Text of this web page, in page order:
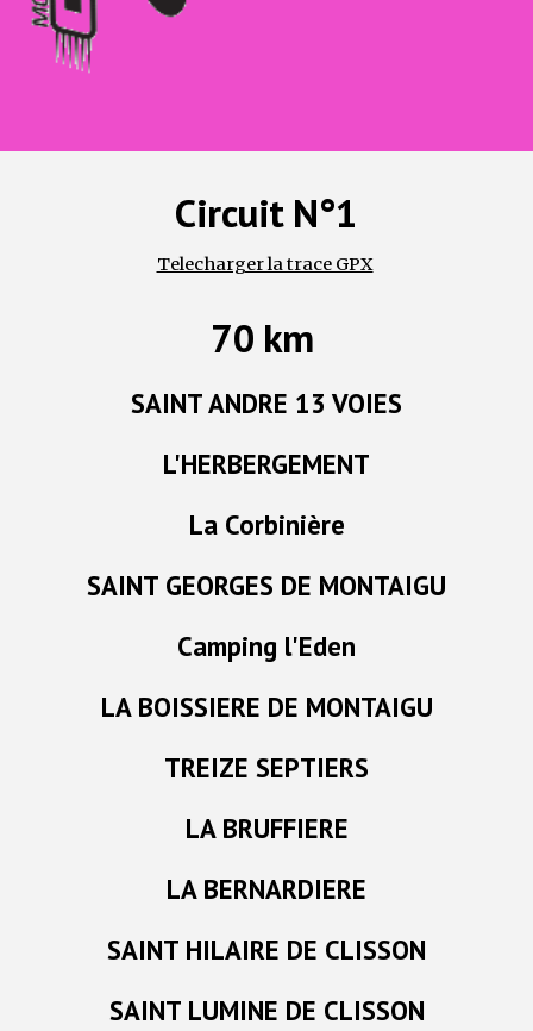
Circuit N°1
Telecharger la trace GPX
70 km
SAINT ANDRE 13 VOIES
L'HERBERGEMENT
La Corbinière
SAINT GEORGES DE MONTAIGU
Camping l'Eden
LA BOISSIERE DE MONTAIGU
TREIZE SEPTIERS
LA BRUFFIERE
LA BERNARDIERE
SAINT HILAIRE DE CLISSON
SAINT LUMINE DE CLISSON